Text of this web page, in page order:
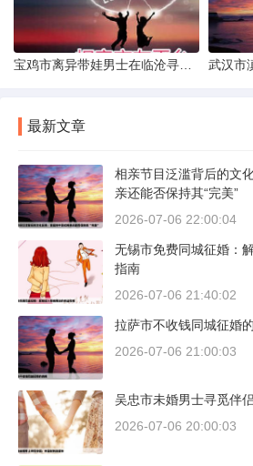
最新文章
相亲节目泛滥背后的文
亲还能否保持其“完美”
2026-07-06 22:00:04
无锡市免费同城征婚：
指南
2026-07-06 21:40:02
拉萨市不收钱同城征婚
2026-07-06 21:00:03
吴忠市未婚男士寻觅伴
2026-07-06 20:00:03